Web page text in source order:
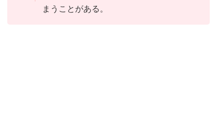
まうことがある。